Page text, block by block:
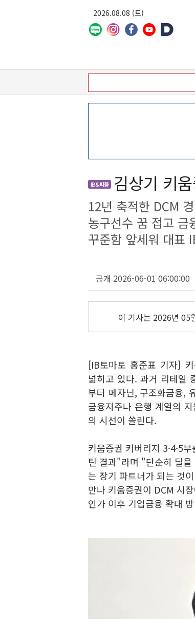
2026.08.08 (토)
IB&피플 김상기 키
12년 축적한 DCM
농구선수 꿈 접고 금
꾸준함 앞세워 대표
공개 2026-06-01 06:00:00
이 기사는 2026년 05
[IB토마토 홍준표 기자]
넓히고 있다. 과거 리테일
부터 메자닌, 구조화금융,
금융지주나 은행 계열의
의 시선이 쏠린다.
키움증권 커버리지 3·4·5
틴 결과"라며 "단순히 딜
는 장기 파트너가 되는 것
만나 키움증권이 DCM 시
인가 이후 기업금융 확대